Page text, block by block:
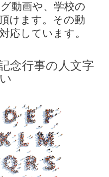
動画や、学校の
けます。その動
応しています。
念行事の人文字